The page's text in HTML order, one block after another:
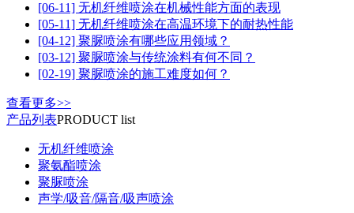
[06-11] 无机纤维喷涂在机械性能方面的表现
[05-11] 无机纤维喷涂在高温环境下的耐热性能
[04-12] 聚脲喷涂有哪些应用领域？
[03-12] 聚脲喷涂与传统涂料有何不同？
[02-19] 聚脲喷涂的施工难度如何？
查看更多>>
产品列表PRODUCT list
无机纤维喷涂
聚氨酯喷涂
聚脲喷涂
声学/吸音/隔音/吸声喷涂